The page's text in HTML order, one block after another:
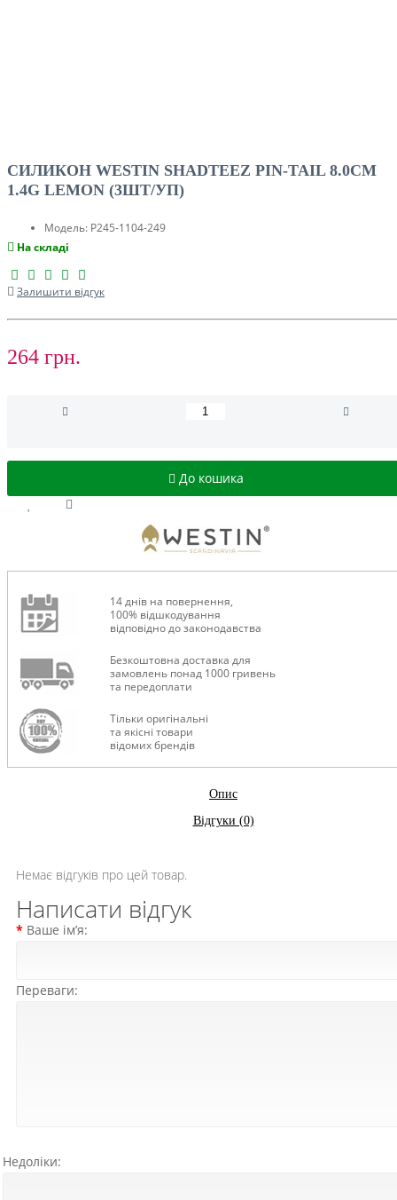
СИЛИКОН WESTIN SHADTEEZ PIN-TAIL 8.0CM
1.4G LEMON (3ШТ/УП)
Модель: P245-1104-249
На складі
Залишити відгук
264 грн.
До кошика
14 днів на повернення,
100% відшкодування
відповідно до законодавства
Безкоштовна доставка для
замовлень понад 1000 гривень
та передоплати
Тільки оригінальні
та якісні товари
відомих брендів
Опис
Відгуки (0)
Немає відгуків про цей товар.
Написати відгук
Ваше ім’я:
Переваги:
Недоліки: